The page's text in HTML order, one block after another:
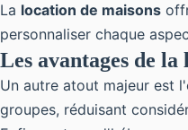
La location de maisons
personnaliser chaque
Les avantages de
Un autre atout majeur est
groupes, réduisant